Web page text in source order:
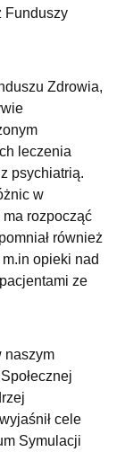
Funduszy
Zdrowia,
leczenia
psychiatrią.
w
rozpocząć
również
opieki nad
ze
naszym
cele
Symulacji